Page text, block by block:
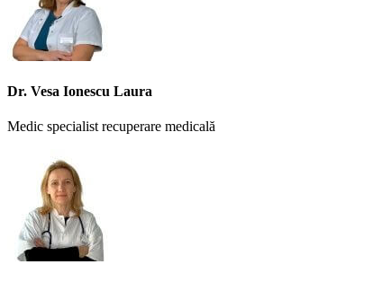
Dr. Vesa Ionescu Laura
Medic specialist recuperare medicală